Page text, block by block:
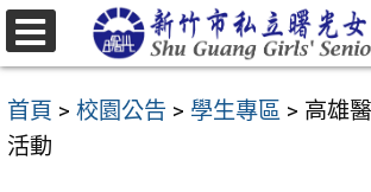
跳
至
要
內
首頁 > 校園公告 > 學生專區 > 高雄
活動
選
單